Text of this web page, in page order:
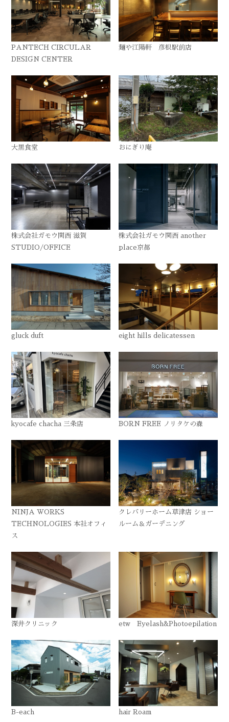
PANTECH CIRCULAR
DESIGN CENTER
麺や江陽軒 彦根駅前店
大黒食堂 おにぎり庵
株式会社ガモウ関西 滋賀
STUDIO/OFFICE
株式会社ガモウ関西 another
place京都
gluck duft eight hills delicatessen
kyocafe chacha 三条店 BORN FREE ノリタケの森
NINJA WORKS
TECHNOLOGIES 本社オフィ
ス
クレバリーホーム草津店 ショー
ルーム＆ガーデニング
深井クリニック etw Eyelash&Photoepilation
B-each hair Roam